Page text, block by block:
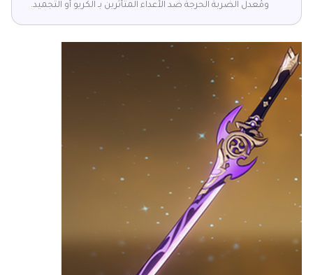
ومُعدل الضربة الحرجة ضد الأعداء المتأثرين بـ الكريو أو التجميد.